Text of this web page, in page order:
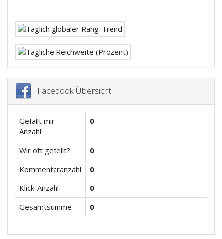
Facebook Übersicht
Gefällt mir -
Anzahl
0
Wir oft geteilt?
0
Kommentaranzahl
0
Klick-Anzahl
0
Gesamtsumme
0